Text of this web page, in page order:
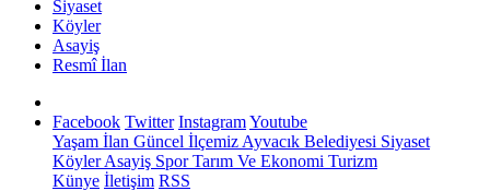
Siyaset
Köyler
Asayiş
Resmî İlan
Facebook Twitter InstagramYoutube
Yaşam İlan Güncel İlçemiz Ayvacık Belediyesi Siyaset
KöylerAsayiş SporTarım Ve Ekonomi Turizm
Künye İletişim RSS